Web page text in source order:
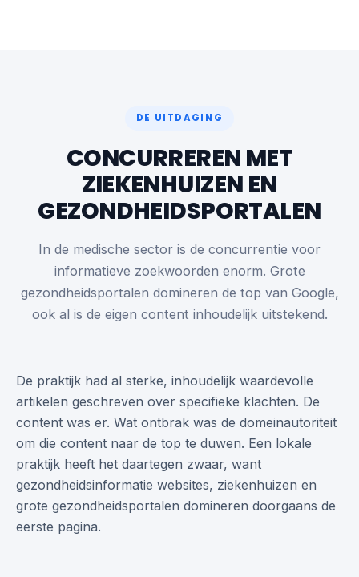
DE UITDAGING
CONCURREREN MET
ZIEKENHUIZEN EN
GEZONDHEIDSPORTALEN
In de medische sector is de concurrentie voor
informatieve zoekwoorden enorm. Grote
gezondheidsportalen domineren de top van Google,
ook al is de eigen content inhoudelijk uitstekend.
De praktijk had al sterke, inhoudelijk waardevolle
artikelen geschreven over specifieke klachten. De
content was er. Wat ontbrak was de domeinautoriteit
om die content naar de top te duwen. Een lokale
praktijk heeft het daartegen zwaar, want
gezondheidsinformatie websites, ziekenhuizen en
grote gezondheidsportalen domineren doorgaans de
eerste pagina.